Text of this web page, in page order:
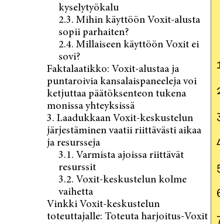
kyselytyökalu
2.3. Mihin käyttöön Voxit-alusta
sopii parhaiten?
2.4. Millaiseen käyttöön Voxit ei
sovi?
Faktalaatikko: Voxit-alustaa ja
puntaroivia kansalaispaneeleja voi
ketjuttaa päätöksenteon tukena
monissa yhteyksissä
3. Laadukkaan Voxit-keskustelun
järjestäminen vaatii riittävästi aikaa
ja resursseja
3.1. Varmista ajoissa riittävät
resurssit
3.2. Voxit-keskustelun kolme
vaihetta
Vinkki Voxit-keskustelun
toteuttajalle: Toteuta harjoitus-Voxit